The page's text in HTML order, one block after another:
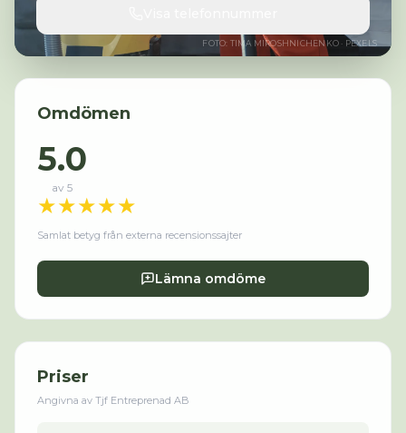
FOTO: TIMA MIROSHNICHENKO· PEXELS
Omdömen
5.0
av 5
★★★★★
Samlat betyg från externa recensionssajter
Lämna omdöme
Priser
Angivna av Tjf Entreprenad AB